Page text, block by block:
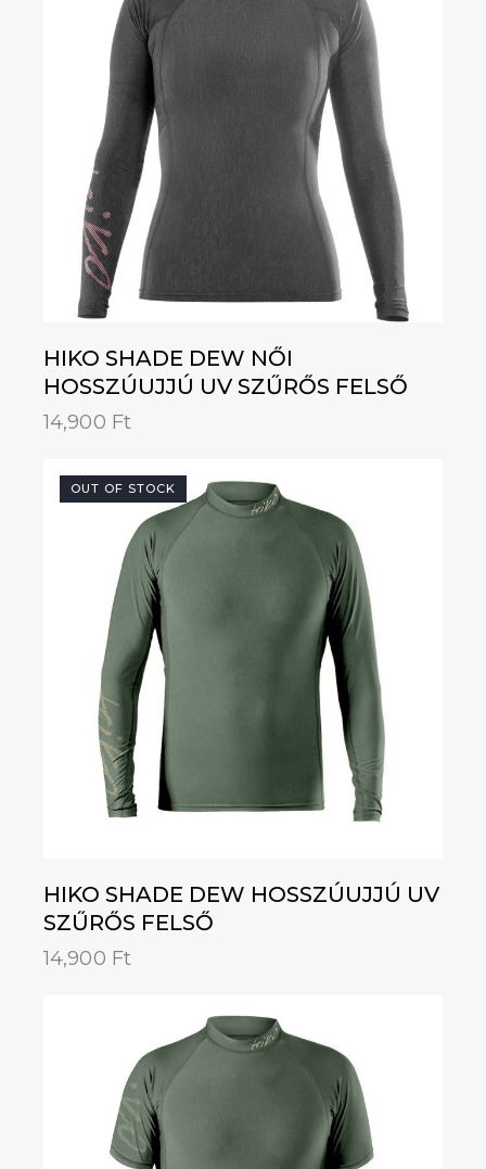
HIKO SHADE DEW NŐI
HOSSZÚUJJÚ UV SZŰRŐS FELSŐ
14,900 Ft
OUT OF STOCK
HIKO SHADE DEW HOSSZÚUJJÚ UV
SZŰRŐS FELSŐ
14,900 Ft